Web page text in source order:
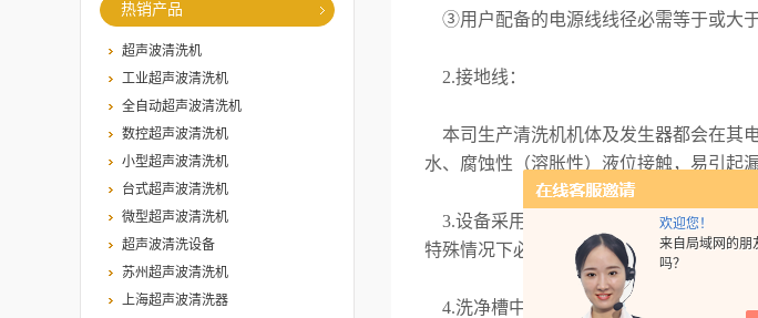
欢迎您！
来自局域网的朋
吗？
热销产品
超声波清洗机
工业超声波清洗机
全自动超声波清洗机
数控超声波清洗机
小型超声波清洗机
台式超声波清洗机
微型超声波清洗机
超声波清洗设备
苏州超声波清洗机
上海超声波清洗器
③用户配备的电源线线径必需等于或大于
2.接地线：
本司生产清洗机机体及发生器都会在其
水、腐蚀性（溶胀性）液位接触，易引起
3.设备采用不燃性洗净剂，切勿采用易
特殊情况下必需采用某些物质时，必须洽
4.洗净槽中无液或液位不足都会对设备